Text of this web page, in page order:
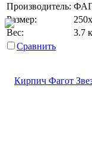
Производитель:
Размер:
Вес:
3.7
Сравнить